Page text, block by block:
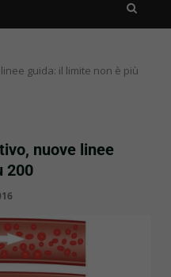
guida: il limite non è più
nuove linee
200